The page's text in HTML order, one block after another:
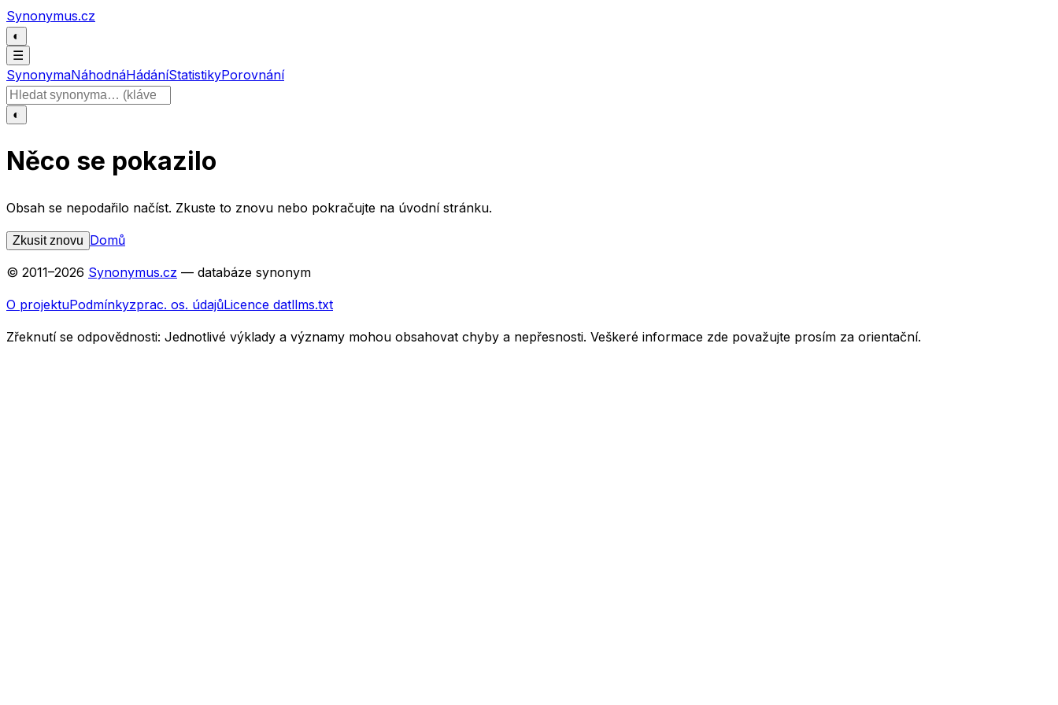
Přeskočit na obsah
Synonymus.cz
◐
☰
SynonymaNáhodnáHádáníStatistikyPorovnání
Hledat slovo
◐
Něco se pokazilo
Obsah se nepodařilo načíst. Zkuste to znovu nebo pokračujte na úvodní stránku.
Zkusit znovu Domů
© 2011–2026 Synonymus.cz — databáze synonym
O projektuPodmínkyzprac. os. údajůLicence datllms.txt
Zřeknutí se odpovědnosti: Jednotlivé výklady a významy mohou obsahovat chyby a nepřesnosti. Veškeré informace zde považujte prosím za orientační.